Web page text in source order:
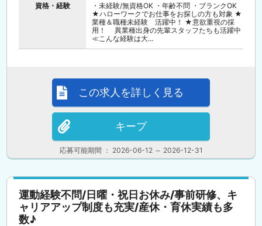
資格・経験
・未経験/無資格OK ・年齢不問 ・ブランクOK
★ハローワークでお仕事をお探しの方も対象 ★
業種＆職種未経験 活躍中！ ★意欲重視の採
用！ 異業種出身の先輩スタッフたちも活躍中
≪こんな経験は大...
応募可能期間 ： 2026-06-12 ～ 2026-12-31
この求人を詳しく見る
キープ
運動経験不問/日曜・祝日お休み/事前研修、キ
ャリアアップ制度も充実/産休・育休実績も多
数♪